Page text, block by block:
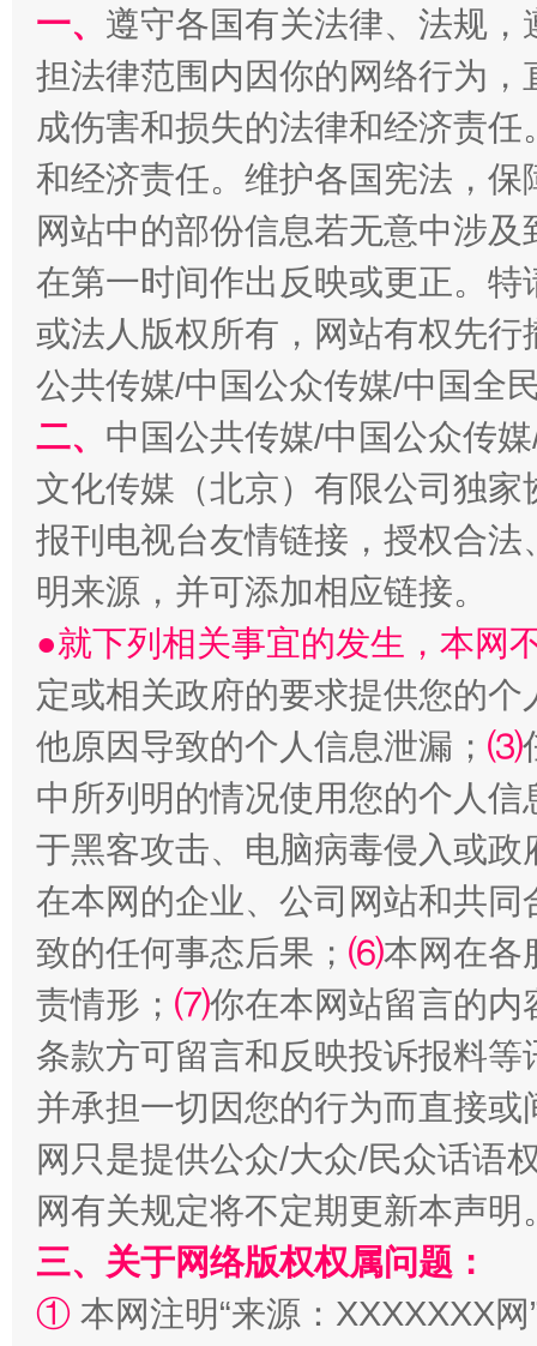
揭批美国五大"原罪" "炒
解纷+调解+退费，一次搞定
站台名比不上好声名
漫山遍野的桃花与雪山、麦地、白藏房 除
一、 遵守各国有关法律、法规
担法律范围内因你的网络行为
成伤害和损失的法律和经济责
和经济责任。维护各国宪法，
网站中的部份信息若无意中涉
在第一时间作出反映或更正。
或法人版权所有，网站有权先
公共传媒/中国公众传媒/中国全
二、 中国公共传媒/中国公众传
文化传媒（北京）有限公司独
报刊电视台友情链接，授权合
明来源，并可添加相应链接。
●就下列相关事宜的发生，本网
定或相关政府的要求提供您的个
他原因导致的个人信息泄漏； ⑶
中所列明的情况使用您的个人
于黑客攻击、电脑病毒侵入或
在本网的企业、公司网站和共
致的任何事态后果； ⑹本网在各
责情形； ⑺你在本网站留言的内
条款方可留言和反映投诉报料
并承担一切因您的行为而直接
网只是提供公众/大众/民众话语
网有关规定将不定期更新本声明
三、关于网络版权权属问题：
① 本网注明“来源：XXXXXXX